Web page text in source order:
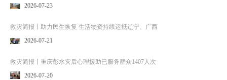
2026-07-23
救灾简报丨助力民生恢复 生活物资持续运抵辽宁、广西
2026-07-21
救灾简报丨重庆彭水灾后心理援助已服务群众1407人次
2026-07-20